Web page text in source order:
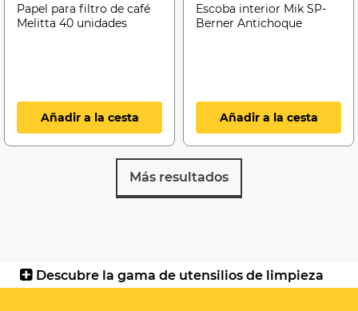
Papel para filtro de café
Melitta 40 unidades
Añadir a la cesta
Escoba interior Mik SP-
Berner Antichoque
Añadir a la cesta
Más resultados
Descubre la gama de utensilios de limpieza